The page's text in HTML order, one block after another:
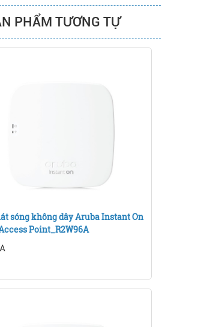
PHẨM TƯƠNG TỰ
sóng không dây Aruba Instant On
Point_R2W96A